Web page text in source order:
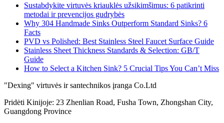
Sustabdykite virtuvės kriauklės užsikimšimus: 6 patikrinti
metodai ir prevencijos gudrybės
Why 304 Handmade Sinks Outperform Standard Sinks? 6
Facts
PVD vs Polished: Best Stainless Steel Faucet Surface Guide
Stainless Sheet Thickness Standards & Selection: GB/T
Guide
How to Select a Kitchen Sink? 5 Crucial Tips You Can’t Miss
"Dexing" virtuvės ir santechnikos įranga Co.Ltd
Pridėti Kinijoje: 23 Zhenlian Road, Fusha Town, Zhongshan City,
Guangdong Province